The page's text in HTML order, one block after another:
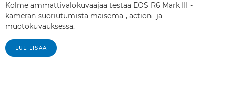
Kolme ammattivalokuvaajaa testaa EOS R6 Mark III -
kameran suoriutumista maisema-, action- ja
muotokuvauksessa.
LUE LISÄÄ